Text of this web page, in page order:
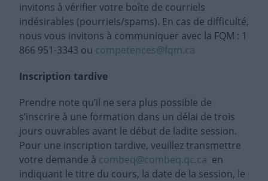
invitons à vérifier votre boîte de courriels
indésirables (pourriels/spams). En cas de difficulté,
nous vous invitons à communiquer avec la FQM : 1
866 951-3343 ou competences@fqm.ca
Inscription tardive
Prendre note qu’il ne sera plus possible de
s’inscrire à une formation dans un délai de trois
jours ouvrables avant le début de ladite session.
Pour une inscription tardive, veuillez transmettre
votre demande à combeq@combeq.qc.ca en
indiquant le titre du cours, la date de la session, le